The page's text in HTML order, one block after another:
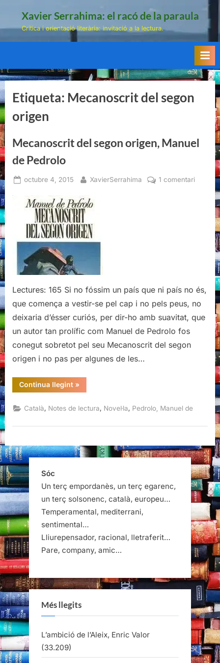
Xavier Serrahima: el racó de la paraula
Crítica i orientació literària: invitació a la lectura.
Etiqueta: Mecanoscrit del segon
origen
Mecanoscrit del segon origen, Manuel
de Pedrolo
Posted
octubre 4, 2015 By
XavierSerrahima 1 comentaria
origen,
Manuel
Pedrolo
Lectures: 165 Si no fóssim un país que ni país no és,
que comença a vestir-se pel cap i no pels peus, no
deixaria d’ésser curiós, per dir-ho amb suavitat, que
un autor tan prolífic com Manuel de Pedrolo fos
conegut sobretot pel seu Mecanoscrit del segon
origen i no pas per algunes de les…
Continua llegint“Mecanoscrit
del
origen,
Manuel
Pedrolo”
»
Català, Notes de lectura, Novel·la, Pedrolo, Manuel de
Sóc
Un terç empordanès, un terç egarenc,
un terç solsonenc, català, europeu…
Temperamental, mediterrani,
sentimental…
Lliurepensador, racional, lletraferit…
Pare, company, amic…
Més llegits
L’ambició de l’Aleix, Enric Valor
(33.209)